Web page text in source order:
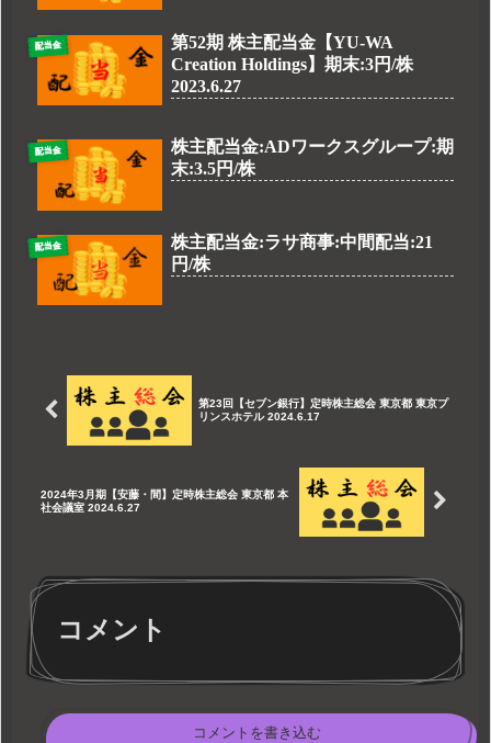
配当金
第52期 株主配当金【YU-WA
Creation Holdings】期末:3円/株
2023.6.27
配当金
株主配当金:ADワークスグループ:期
末:3.5円/株
配当金
株主配当金:ラサ商事:中間配当:21
円/株
第23回【セブン銀行】定時株主総会 東京都 東京プ
リンスホテル 2024.6.17
2024年3月期【安藤・間】定時株主総会 東京都 本
社会議室 2024.6.27
コメント
コメントを書き込む